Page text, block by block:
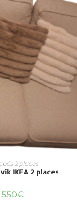
2 places
IKEA 2 places
550€